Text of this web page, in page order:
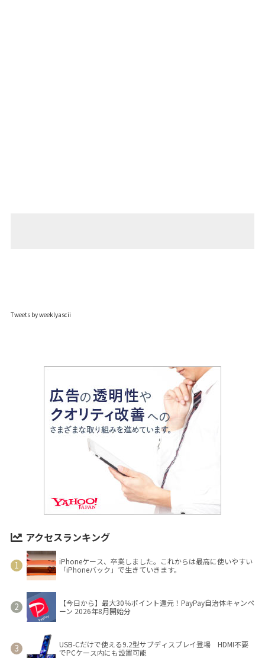
Tweets by weeklyascii
アクセスランキング
iPhoneケース、卒業しました。これからは最高に使いやすい
「iPhoneバック」で生きていきます。
【今日から】最大30％ポイント還元！PayPay自治体キャンペ
ーン 2026年8月開始分
USB-Cだけで使える9.2型サブディスプレイ登場 HDMI不要
でPCケース内にも設置可能